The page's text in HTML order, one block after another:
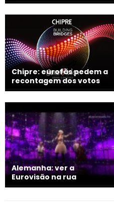
Chipre: eurofãs pedem a
recontagem dos votos
Alemanha: ver a
Eurovisão na rua